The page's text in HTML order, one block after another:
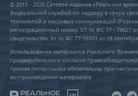
© 2015 - 2026 Сетевое издание «Реальное
Федеральной службой по надзору в сфере
технологий и массовых коммуникаций
регистрационный номер ЭЛ № ФС 77 - 79627 от
свидетельство Эл № ФС 77-59331 от 18
Использование материалов Реального
предварительного согласия
прямая гиперссылка обязательны при
воспроизведении материалов.
18+